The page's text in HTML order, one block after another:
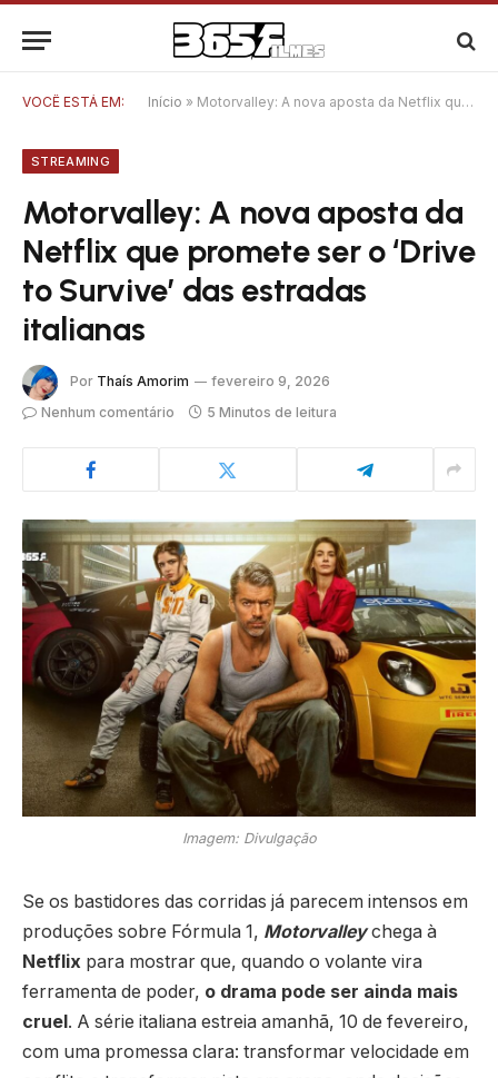
VOCÊ ESTÁ EM: Início » Motorvalley: A nova aposta da Netflix que promete ser o ‘Drive to Survive’ das estradas italianas
STREAMING
Motorvalley: A nova aposta da
Netflix que promete ser o ‘Drive
to Survive’ das estradas
italianas
Por Thaís Amorim
fevereiro 9, 2026
Nenhum comentário
5 Minutos de leitura
Imagem: Divulgação
Se os bastidores das corridas já parecem intensos em
produções sobre Fórmula 1, Motorvalleychega à
Netflix para mostrar que, quando o volante vira
ferramenta de poder, o drama pode ser ainda mais
cruel. A série italiana estreia amanhã, 10 de fevereiro,
com uma promessa clara: transformar velocidade em